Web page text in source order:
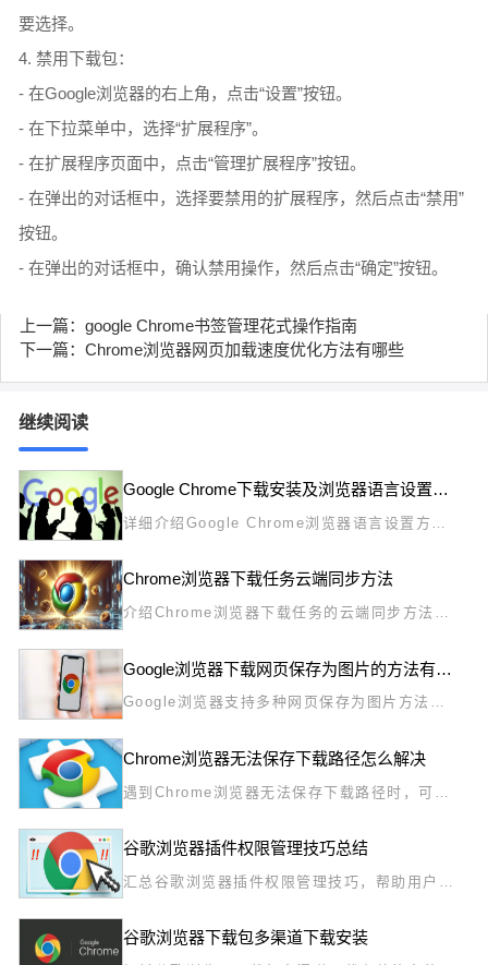
要选择。
4. 禁用下载包：
- 在Google浏览器的右上角，点击“设置”按钮。
- 在下拉菜单中，选择“扩展程序”。
- 在扩展程序页面中，点击“管理扩展程序”按钮。
- 在弹出的对话框中，选择要禁用的扩展程序，然后点击“禁用”
按钮。
- 在弹出的对话框中，确认禁用操作，然后点击“确定”按钮。
上一篇：google Chrome书签管理花式操作指南
下一篇：Chrome浏览器网页加载速度优化方法有哪些
继续阅读
Google Chrome下载安装及浏览器语言设置方法
详细介绍Google Chrome浏览器语言设置方
法，满足用户多语言环境下的使用需求。
Chrome浏览器下载任务云端同步方法
介绍Chrome浏览器下载任务的云端同步方法，
实现多设备数据无缝管理和实时更新。
Google浏览器下载网页保存为图片的方法有哪些
Google浏览器支持多种网页保存为图片方法，
包括截图工具、扩展插件及网页另存为功能。
Chrome浏览器无法保存下载路径怎么解决
遇到Chrome浏览器无法保存下载路径时，可能
是权限或设置异常导致。本文分享具体解决方
法，帮助用户恢复正常文件下载和路径保存功
能。
谷歌浏览器插件权限管理技巧总结
汇总谷歌浏览器插件权限管理技巧，帮助用户合
理设置权限，防范权限滥用，提升隐私保护和浏
览安全。
谷歌浏览器下载包多渠道下载安装